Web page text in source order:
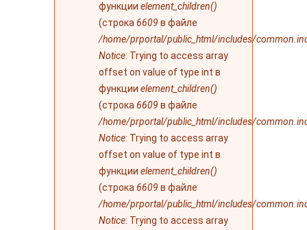
функции element_children()
(строка 6609 в файле
/home/prportal/public_html/includes/
Notice: Trying to access array
offset on value of type int в
функции element_children()
(строка 6609 в файле
/home/prportal/public_html/includes/
Notice: Trying to access array
offset on value of type int в
функции element_children()
(строка 6609 в файле
/home/prportal/public_html/includes/
Notice: Trying to access array